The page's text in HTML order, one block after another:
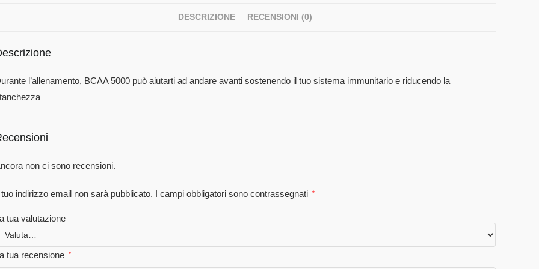
DESCRIZIONE RECENSIONI (0)
l’allenamento, BCAA 5000 può aiutarti ad andare avanti sostenendo il tuo sistema immunitario e riducendo la
non ci sono recensioni.
tuo indirizzo email non sarà pubblicato. I campi obbligatori sono contrassegnati *
tua valutazione
tua recensione *